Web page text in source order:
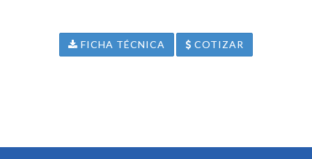
FICHA TÉCNICA COTIZAR